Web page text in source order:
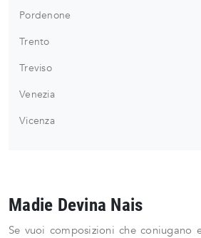
Pordenone
Trento
Treviso
Venezia
Vicenza
Madie Devina Nais
Se vuoi composizioni che coniugano